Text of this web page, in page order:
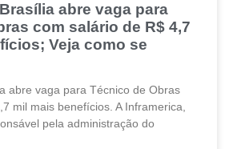
abre vaga para
com salário de R$ 4,7
Veja como se
abre vaga para Técnico de Obras
mil mais benefícios. A Inframerica,
pela administração do